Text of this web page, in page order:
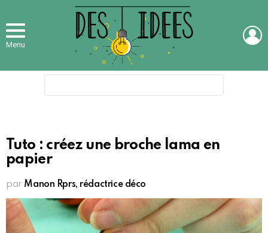
Menu
Tuto : créez une broche lama en
papier
par Manon Rprs, rédactrice déco